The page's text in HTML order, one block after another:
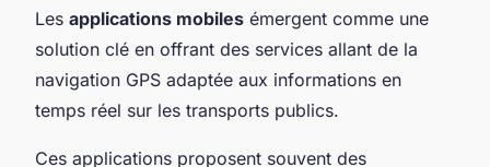
Les applications mobiles émergent comme une
solution clé en offrant des services allant de la
navigation GPS adaptée aux informations en
temps réel sur les transports publics.
Ces applications proposent souvent des